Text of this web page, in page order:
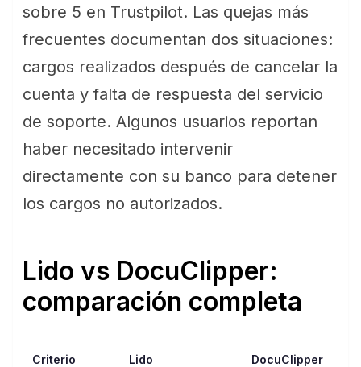
sobre 5 en Trustpilot. Las quejas más
frecuentes documentan dos situaciones:
cargos realizados después de cancelar la
cuenta y falta de respuesta del servicio
de soporte. Algunos usuarios reportan
haber necesitado intervenir
directamente con su banco para detener
los cargos no autorizados.
Lido vs DocuClipper:
comparación completa
Criterio Lido DocuClipper